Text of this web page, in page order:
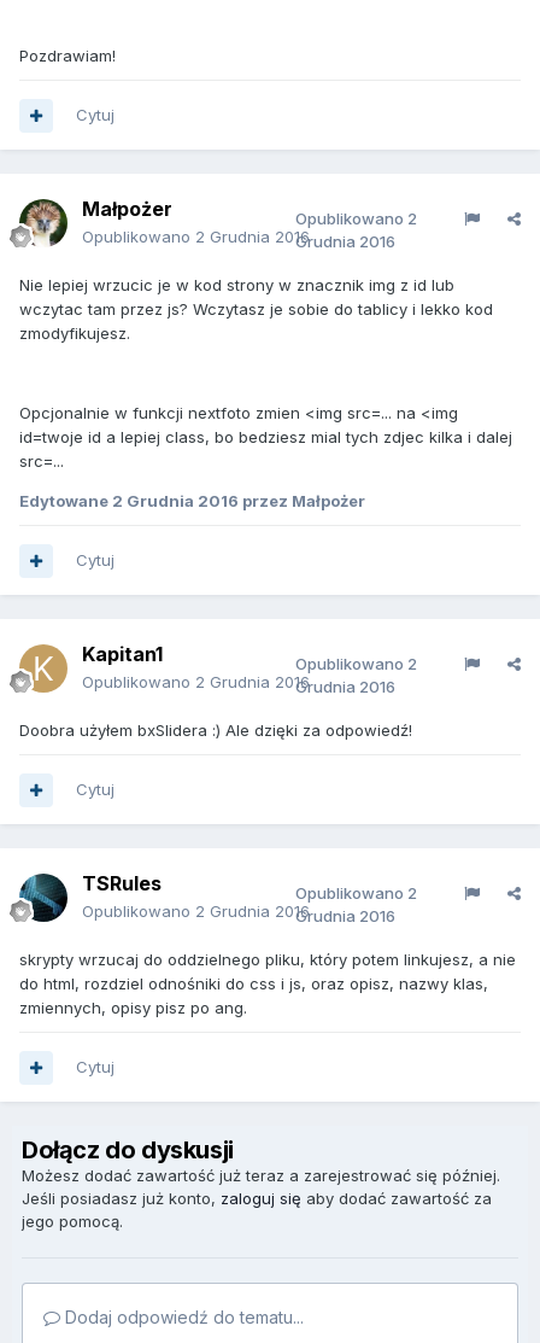
Pozdrawiam!
Cytuj
Małpożer
Opublikowano 2 Grudnia 2016
Opublikowano 2
Grudnia 2016
Nie lepiej wrzucic je w kod strony w znacznik img z id lub
wczytac tam przez js? Wczytasz je sobie do tablicy i lekko kod
zmodyfikujesz.
Opcjonalnie w funkcji nextfoto zmien <img src=... na <img
id=twoje id a lepiej class, bo bedziesz mial tych zdjec kilka i dalej
src=...
Edytowane 2 Grudnia 2016 przez Małpożer
Cytuj
Kapitan1
Opublikowano 2 Grudnia 2016
Opublikowano 2
Grudnia 2016
Doobra użyłem bxSlidera :) Ale dzięki za odpowiedź!
Cytuj
TSRules
Opublikowano 2 Grudnia 2016
Opublikowano 2
Grudnia 2016
skrypty wrzucaj do oddzielnego pliku, który potem linkujesz, a nie
do html, rozdziel odnośniki do css i js, oraz opisz, nazwy klas,
zmiennych, opisy pisz po ang.
Cytuj
Dołącz do dyskusji
Możesz dodać zawartość już teraz a zarejestrować się później.
Jeśli posiadasz już konto, zaloguj się aby dodać zawartość za
jego pomocą.
Dodaj odpowiedź do tematu...